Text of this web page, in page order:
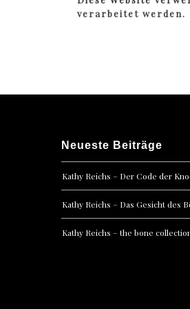
verarbeitet werden.
Neueste Beiträge
Kathy Reichs – Der Code der
Kathy Reichs – Das Gesicht des
Kathy Reichs – the bone